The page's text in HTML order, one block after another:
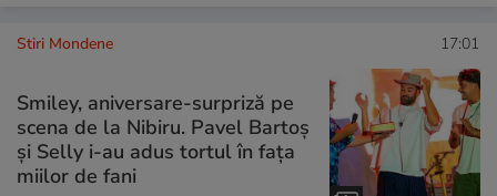
Stiri Mondene 17:01
Smiley, aniversare-surpriză pe
scena de la Nibiru. Pavel Bartoș
și Selly i-au adus tortul în fața
miilor de fani